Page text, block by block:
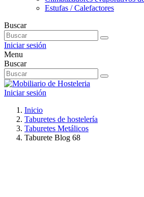
Estufas / Calefactores
Buscar
Iniciar sesión
Menu
Buscar
Iniciar sesión
Inicio
Taburetes de hostelería
Taburetes Metálicos
Taburete Blog 68